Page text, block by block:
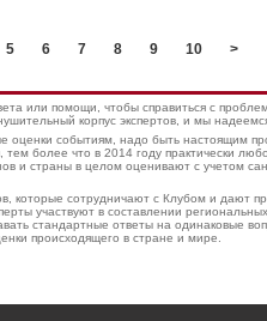
5 6 7 8 9 10 >
или помощи, чтобы справиться с
корпус экспертов, и мы
оценки событиям, надо быть настоящим
более что в 2014 году практически
и страны в целом оценивают с учетом
которые сотрудничают с Клубом и
участвуют в составлении
стандартные ответы на одинаковые
происходящего в стране и мире.